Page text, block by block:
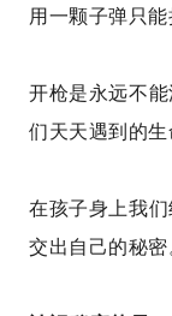
用一颗子弹只
开枪是永远不
们天天遇到的
在孩子身上我
交出自己的秘